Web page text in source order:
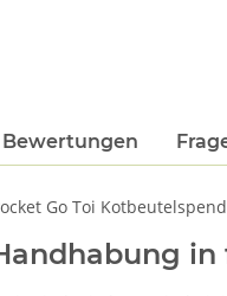
Bewertungen
Go Toi